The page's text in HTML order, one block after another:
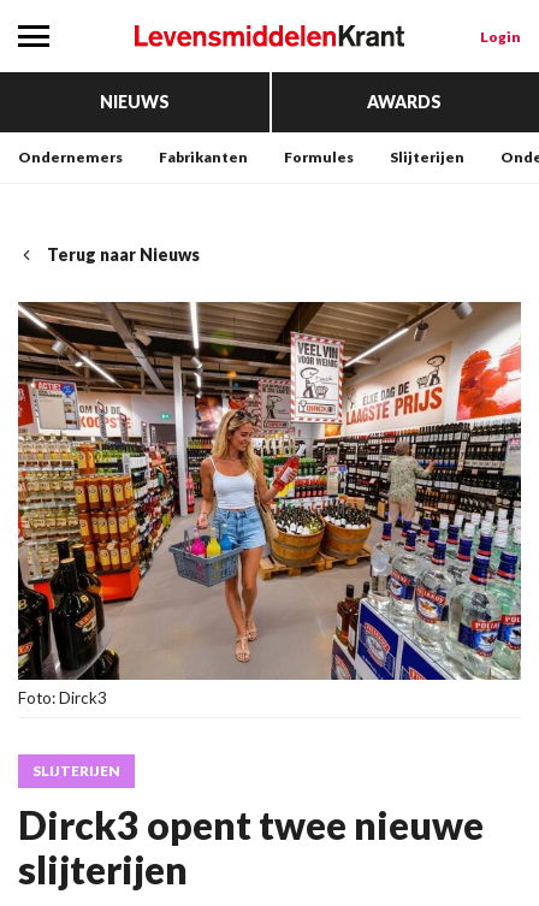
Login
NIEUWS AWARDS
Ondernemers Fabrikanten Formules Slijterijen
Terug naar Nieuws
Foto: Dirck3
SLIJTERIJEN
Dirck3 opent twee nieuwe
slijterijen